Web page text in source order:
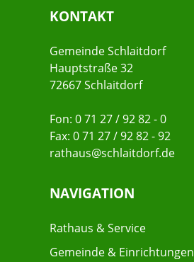
KONTAKT
Gemeinde Schlaitdorf
Hauptstraße 32
72667 Schlaitdorf
Fon: 0 71 27 / 92 82 - 0
Fax: 0 71 27 / 92 82 - 92
rathaus@schlaitdorf.de
NAVIGATION
Rathaus & Service
Gemeinde & Einrichtungen